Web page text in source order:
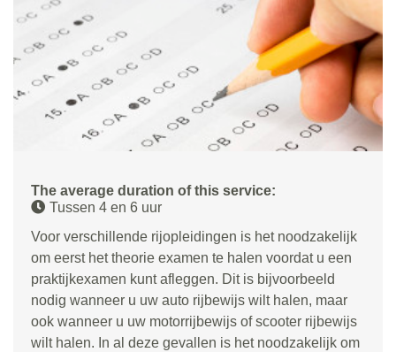
The average duration of this service:
Tussen 4 en 6 uur
Voor verschillende rijopleidingen is het noodzakelijk
om eerst het theorie examen te halen voordat u een
praktijkexamen kunt afleggen. Dit is bijvoorbeeld
nodig wanneer u uw auto rijbewijs wilt halen, maar
ook wanneer u uw motorrijbewijs of scooter rijbewijs
wilt halen. In al deze gevallen is het noodzakelijk om